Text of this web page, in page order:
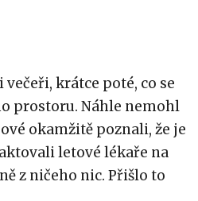
večeři, krátce poté, co se
prostoru. Náhle nemohl
okamžitě poznali, že je
letové lékaře na
z ničeho nic. Přišlo to